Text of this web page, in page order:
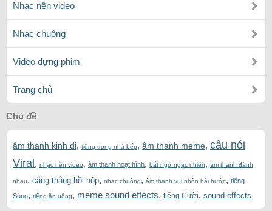
Nhạc nền video
Nhạc chuông
Video dựng phim
Trang chủ
Chủ đề
âm thanh kinh dị, tiếng trong nhà bếp, âm thanh meme, câu nói
Viral , nhạc nền video, âm thanh hoạt hình, bất ngờ ngạc nhiên, âm thanh đánh
nhau, căng thẳng hồi hộp, nhạc chuông, âm thanh vui nhộn hài hước, tiếng
Súng, tiếng ăn uống, meme sound effects, tiếng Cười, sound effects